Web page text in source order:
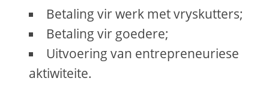
Betaling vir werk met vryskutters;
Betaling vir goedere;
Uitvoering van entrepreneuriese
aktiwiteite.